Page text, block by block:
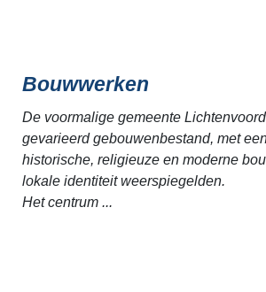
Bouwwerken
De voormalige gemeente
gevarieerd gebouwenbestand, met
historische, religieuze en moderne
lokale identiteit weerspiegelden.
Het centrum ...